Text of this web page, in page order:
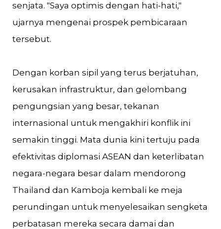
senjata. "Saya optimis dengan hati-hati,"
ujarnya mengenai prospek pembicaraan
tersebut.
Dengan korban sipil yang terus berjatuhan,
kerusakan infrastruktur, dan gelombang
pengungsian yang besar, tekanan
internasional untuk mengakhiri konflik ini
semakin tinggi. Mata dunia kini tertuju pada
efektivitas diplomasi ASEAN dan keterlibatan
negara-negara besar dalam mendorong
Thailand dan Kamboja kembali ke meja
perundingan untuk menyelesaikan sengketa
perbatasan mereka secara damai dan